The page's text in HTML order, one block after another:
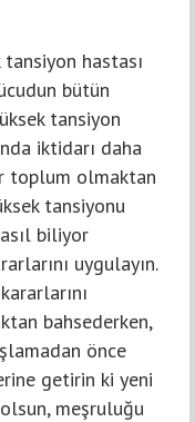
hastası
bütün
tansiyon
iktidarı daha
toplum olmaktan
tansiyonu
biliyor
uygulayın.
bahsederken,
önce
getirin ki yeni
meşruluğu